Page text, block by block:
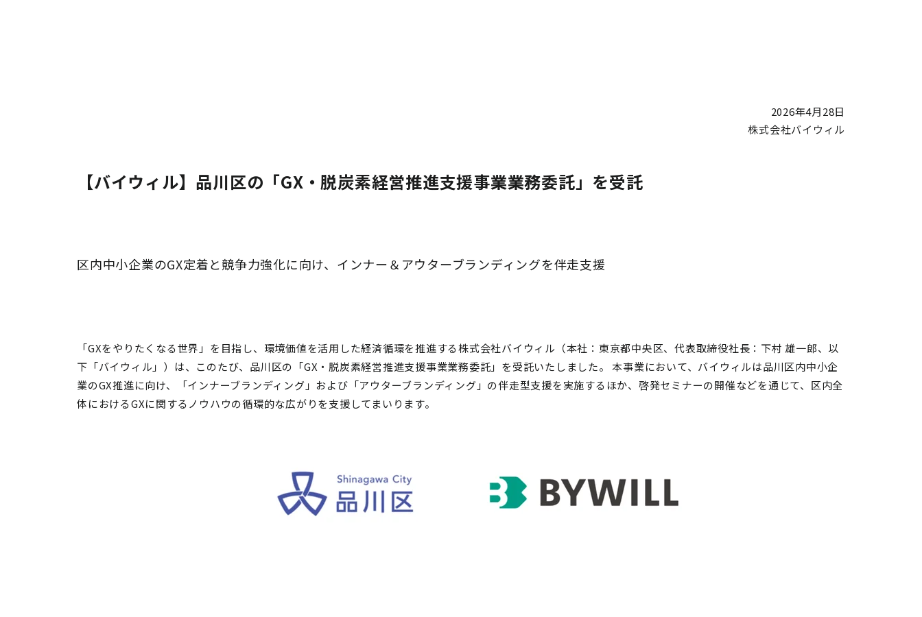
2026年4月28日
株式会社バイウィル
【バイウィル】品川区の「GX・脱炭素経営推進支援事業業務委託」を受託
区内中小企業のGX定着と競争力強化に向け、インナー＆アウターブランディングを伴走支援
「GXをやりたくなる世界」を目指し、環境価値を活用した経済循環を推進する株式会社バイウィル（本社：東京都中央区、代表取締役社長：下村 雄一郎、以
下「バイウィル」）は、 このたび、品川区の「GX・脱炭素経営推進支援事業業務委託」 を受託いたしました。
本事業において、バイウィルは品川区内中小企
業のGX推進に向け、「インナーブランディング」および「アウターブランディング」の伴走型支援を実施するほか、啓発セミナーの開催などを通じて、区内全
体におけるGXに関するノウハウの循環的な広がりを支援してまいります。